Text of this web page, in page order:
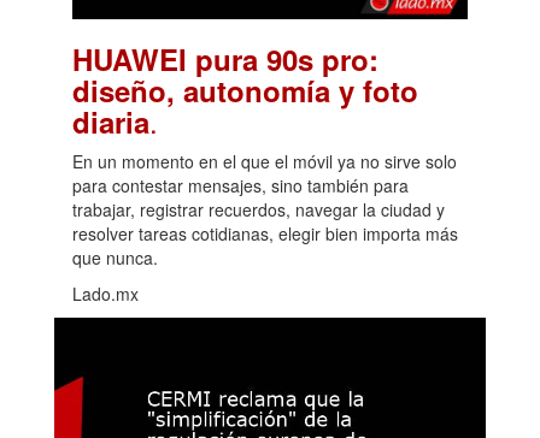
HUAWEI pura 90s pro:
diseño, autonomía y foto
diaria.
En un momento en el que el móvil ya no sirve solo
para contestar mensajes, sino también para
trabajar, registrar recuerdos, navegar la ciudad y
resolver tareas cotidianas, elegir bien importa más
que nunca.
Lado.mx